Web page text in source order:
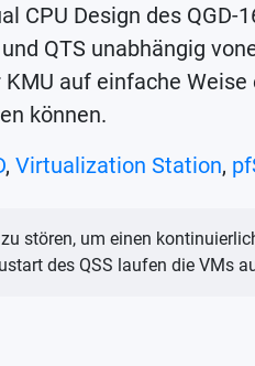
CPU Design des QGD-
QTS unabhängig
auf einfache
können.
, Virtualization Station,
stören, um einen
des QSS laufen die VMs